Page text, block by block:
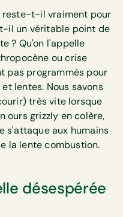
reste-t-il vraiment pour
il un véritable point de
? Qu'on l'appelle
ou crise
pas programmés pour
lentes. Nous savons
très vite lorsque
ours grizzly en colère,
s'attaque aux humains
la lente combustion.
désespérée